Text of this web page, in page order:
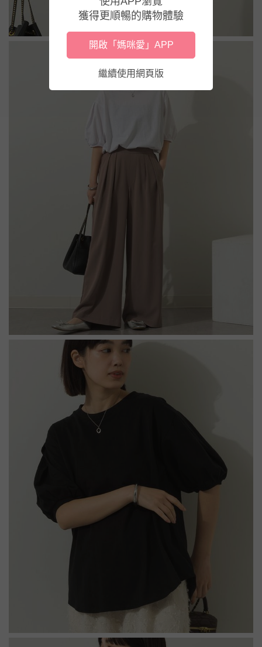
獲得更順暢的購物體驗
開啟「媽咪愛」APP
繼續使用網頁版